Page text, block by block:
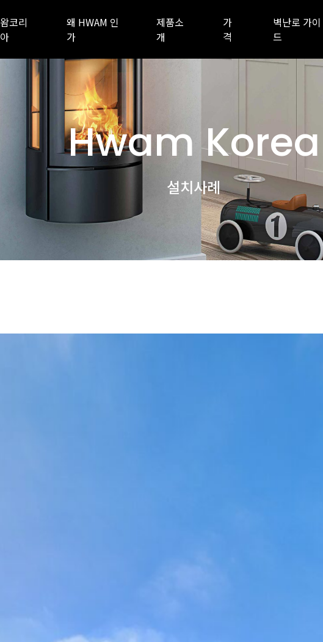
왐코리
아
왜 HWAM 인
가
제품소
개
가
격
벽난로 가이
드
Hwam Korea
설치사례